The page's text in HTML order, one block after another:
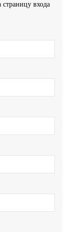
страницу входа